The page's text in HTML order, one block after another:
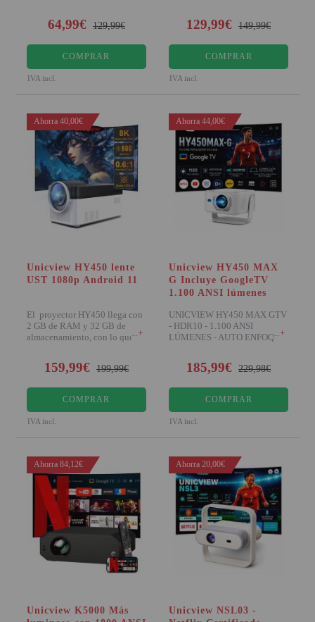
64,99€ 129,99€
COMPRAR
IVA incl.
129,99€ 149,99€
COMPRAR
IVA incl.
Ahorra 40,00€
Unicview HY450 lente
UST 1080p Android 11
El proyector HY450 llega con
2 GB de RAM y 32 GB de
almacenamiento, con lo que +
159,99€ 199,99€
COMPRAR
IVA incl.
Ahorra 44,00€
Unicview HY450 MAX
G Incluye GoogleTV
1.100 ANSI lúmenes
UNICVIEW HY450 MAX GTV
- HDR10 - 1.100 ANSI
LÚMENES - AUTO ENFOQUE+
185,99€ 229,98€
COMPRAR
IVA incl.
Ahorra 84,12€
Unicview K5000 Más
Ahorra 20,00€
Unicview NSL03 -